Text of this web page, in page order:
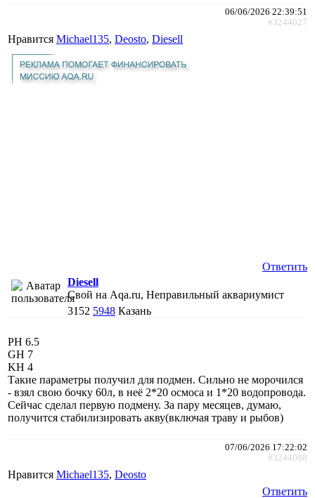
06/06/2026 22:39:51
#3244027
Нравится Michael135, Deosto, Diesell
Ответить
Diesell
Свой на Aqa.ru, Неправильный аквариумист
3152 5948 Казань
PH 6.5
GH 7
KH 4
Такие параметры получил для подмен. Сильно не морочился
- взял свою бочку 60л, в неё 2*20 осмоса и 1*20 водопровода.
Сейчас сделал первую подмену. За пару месяцев, думаю,
получится стабилизировать акву(включая траву и рыбов)
07/06/2026 17:22:02
#3244088
Нравится Michael135, Deosto
Ответить